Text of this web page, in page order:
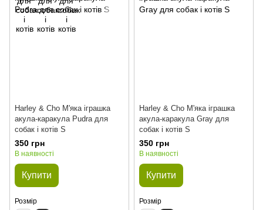
Harley & Cho М'яка іграшка
акула-каракула Pudra для
собак і котів S
350 грн
В наявності
Купити
Розмір
Harley & Cho М'яка іграшка
акула-каракула Gray для
собак і котів S
350 грн
В наявності
Купити
Розмір